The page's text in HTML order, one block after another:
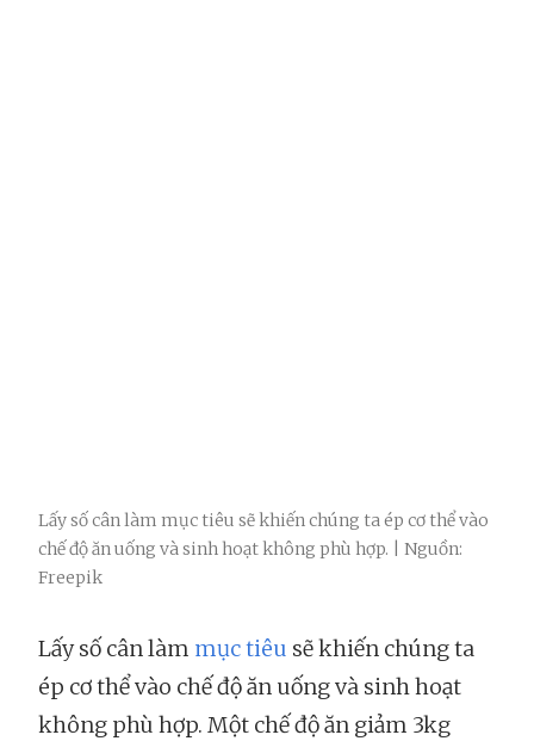
Lấy số cân làm mục tiêu sẽ khiến chúng ta ép cơ thể vào
chế độ ăn uống và sinh hoạt không phù hợp. | Nguồn:
Freepik
Lấy số cân làm mục tiêu sẽ khiến chúng ta
ép cơ thể vào chế độ ăn uống và sinh hoạt
không phù hợp. Một chế độ ăn giảm 3kg